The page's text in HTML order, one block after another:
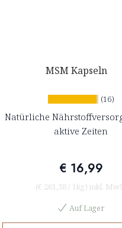
MSM Kapseln
(16)
Natürliche
aktive Zeiten
€ 16,99
(€ 261,38 / 1kg) inkl.
Auf Lager